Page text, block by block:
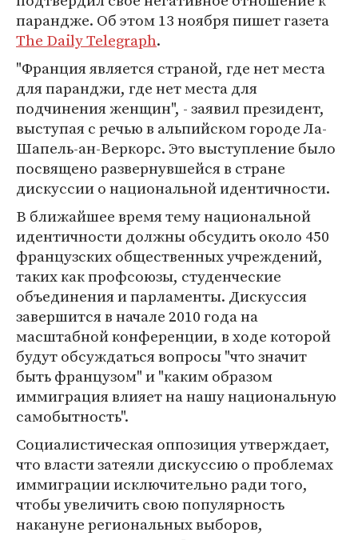
парандже. Об этом 13 ноября пишет газета
The Daily Telegraph.
"Франция является страной, где нет места
для паранджи, где нет места для
подчинения женщин", - заявил президент,
выступая с речью в альпийском городе Ла-
Шапель-ан-Веркорс. Это выступление было
посвящено развернувшейся в стране
дискуссии о национальной идентичности.
В ближайшее время тему национальной
идентичности должны обсудить около 450
французских общественных учреждений,
таких как профсоюзы, студенческие
объединения и парламенты. Дискуссия
завершится в начале 2010 года на
масштабной конференции, в ходе которой
будут обсуждаться вопросы "что значит
быть французом" и "каким образом
иммиграция влияет на нашу национальную
самобытность".
Социалистическая оппозиция утверждает,
что власти затеяли дискуссию о проблемах
иммиграции исключительно ради того,
чтобы увеличить свою популярность
накануне региональных выборов,